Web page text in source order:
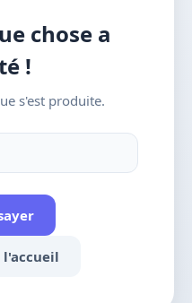
chose a
!
s'est produite.
l'accueil